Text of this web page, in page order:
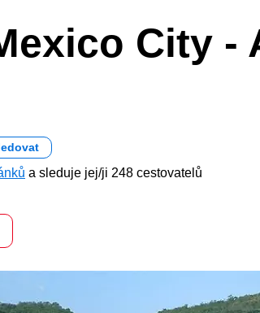
City -
a sleduje jej/ji 248 cestovatelů